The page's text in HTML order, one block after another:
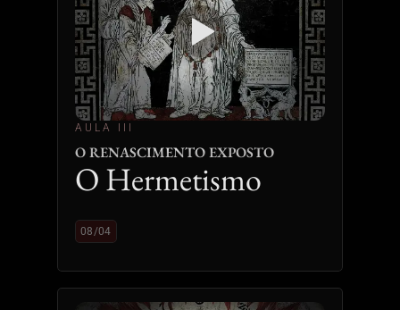
AULA III
O RENASCIMENTO EXPOSTO
O Hermetismo
08/04